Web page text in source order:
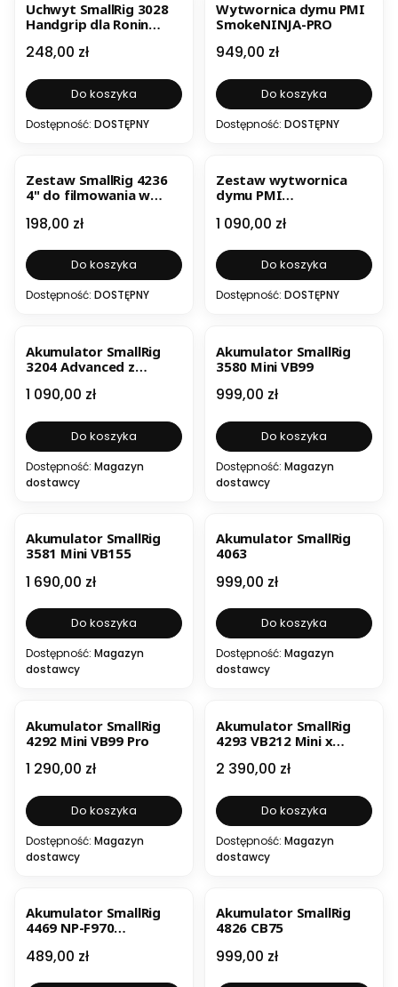
Uchwyt SmallRig 3028
Handgrip dla Ronin
Cena
248,00 zł
Do koszyka
Dostępność: DOSTĘPNY
Wytwornica dymu PMI
SmokeNINJA-PRO
Cena
949,00 zł
Do koszyka
Dostępność: DOSTĘPNY
Zestaw SmallRig 4236
4" do filmowania w
Cena
198,00 zł
Do koszyka
Dostępność: DOSTĘPNY
Zestaw wytwornica
dymu PMI
Hazer Kit
Cena
1 090,00 zł
Do koszyka
Dostępność: DOSTĘPNY
Akumulator SmallRig
3204 Advanced z
Cena
1 090,00 zł
Do koszyka
Dostępność: Magazyn
dostawcy
Akumulator SmallRig
3580 Mini VB99
Cena
999,00 zł
Do koszyka
Dostępność: Magazyn
dostawcy
Akumulator SmallRig
3581 Mini VB155
Cena
1 690,00 zł
Do koszyka
Dostępność: Magazyn
dostawcy
Akumulator SmallRig
4063
Cena
999,00 zł
Do koszyka
Dostępność: Magazyn
dostawcy
Akumulator SmallRig
4292 Mini VB99 Pro
Cena
1 290,00 zł
Do koszyka
Dostępność: Magazyn
dostawcy
Akumulator SmallRig
4293 VB212 Mini x
Cena
2 390,00 zł
Do koszyka
Dostępność: Magazyn
dostawcy
Akumulator SmallRig
4469 NP-F970
Cena
489,00 zł
Akumulator SmallRig
4826 CB75
Cena
999,00 zł